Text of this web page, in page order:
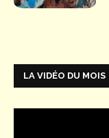
LA VIDÉO DU MOIS